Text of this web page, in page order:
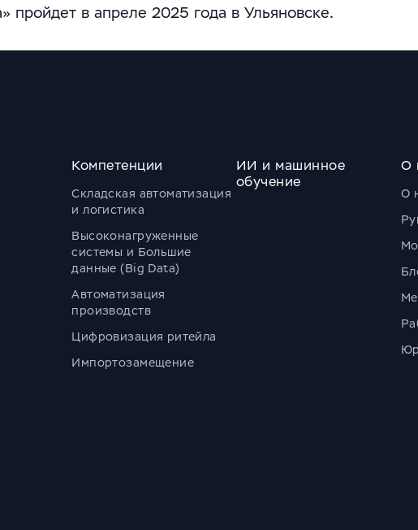
пройдет в апреле 2025 года в Ульяновске.
Компетенции
Складская автоматизация
и логистика
Высоконагруженные
системы и Большие
данные (Big Data)
Автоматизация
производств
Цифровизация ритейла
Импортозамещение
ИИ и машинное
обучение
О
О